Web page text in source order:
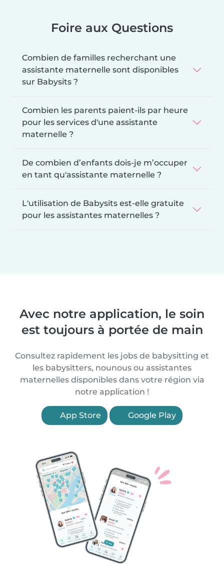
Foire aux Questions
Combien de familles recherchant une
assistante maternelle sont disponibles
sur Babysits ?
Combien les parents paient-ils par heure
pour les services d'une assistante
maternelle ?
De combien d’enfants dois-je m’occuper
en tant qu'assistante maternelle ?
L'utilisation de Babysits est-elle gratuite
pour les assistantes maternelles ?
Avec notre application, le soin
est toujours à portée de main
Consultez rapidement les jobs de babysitting et
les babysitters, nounous ou assistantes
maternelles disponibles dans votre région via
notre application !
App Store Google Play